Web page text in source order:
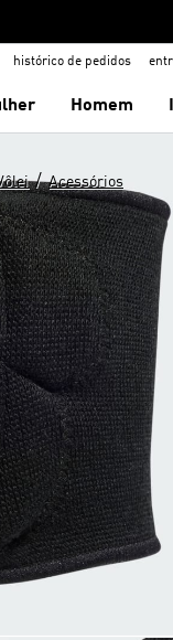
histórico de pedidos
Homem
/ Acessórios